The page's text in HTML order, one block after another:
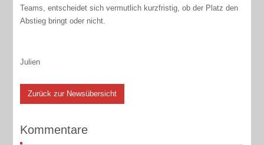
Teams, entscheidet sich vermutlich kurzfristig, ob der Platz den
Abstieg bringt oder nicht.
Julien
Zurück zur Newsübersicht
Kommentare